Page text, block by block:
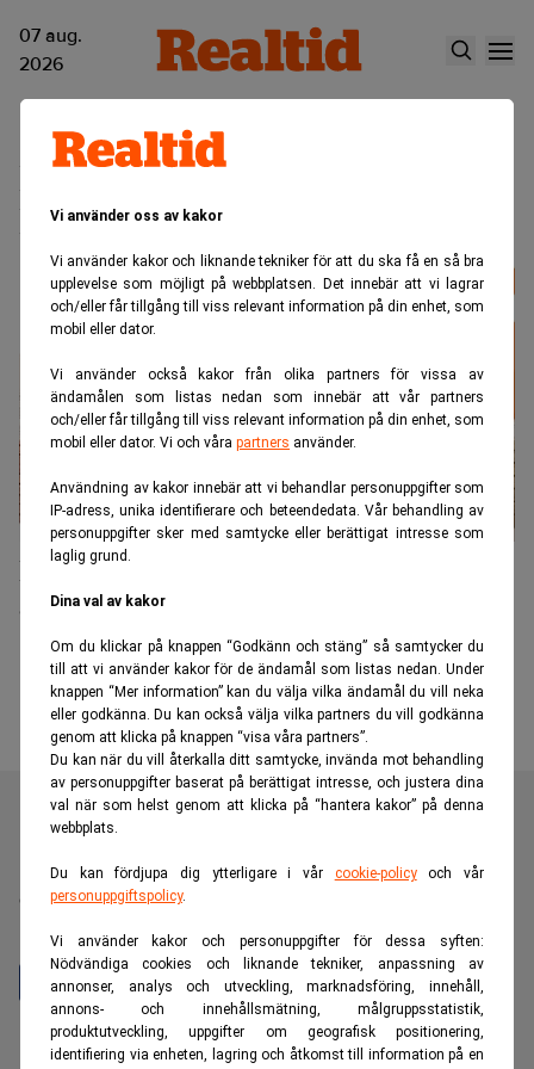
Vi använder oss av kakor
Vi använder kakor och liknande tekniker för att du ska få en så bra
upplevelse som möjligt på webbplatsen. Det innebär att vi lagrar
och/eller får tillgång till viss relevant information på din enhet, som
mobil eller dator.
Vi använder också kakor från olika partners för vissa av
ändamålen som listas nedan som innebär att vår partners
och/eller får tillgång till viss relevant information på din enhet, som
mobil eller dator. Vi och våra partners använder.
Användning av kakor innebär att vi behandlar personuppgifter som
IP-adress, unika identifierare och beteendedata. Vår behandling av
personuppgifter sker med samtycke eller berättigat intresse som
laglig grund.
Dina val av kakor
Om du klickar på knappen “Godkänn och stäng” så samtycker du
till att vi använder kakor för de ändamål som listas nedan. Under
knappen “Mer information” kan du välja vilka ändamål du vill neka
eller godkänna. Du kan också välja vilka partners du vill godkänna
genom att klicka på knappen “visa våra partners”.
Du kan när du vill återkalla ditt samtycke, invända mot behandling
av personuppgifter baserat på berättigat intresse, och justera dina
val när som helst genom att klicka på “hantera kakor” på denna
webbplats.
Du kan fördjupa dig ytterligare i vår cookie-policyoch vår
personuppgiftspolicy.
Vi använder kakor och personuppgifter för dessa syften:
Nödvändiga cookies och liknande tekniker, anpassning av
annonser, analys och utveckling, marknadsföring, innehåll,
annons- och innehållsmätning, målgruppsstatistik,
produktutveckling, uppgifter om geografisk positionering,
identifiering via enheten, lagring och åtkomst till information på en
07 aug.
2026
EQT Exeter Industrial Core-
Plus Fund IV
EQT stänger ny fastighetsfond efter
överteckning
Realtid är en oberoende och kostnadsfri nyhetskanal för
dig som vill fördjupa dig inom finans- och
näringslivsnyheter.
Hantera prenumeration